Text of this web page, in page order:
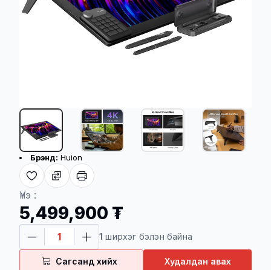
Бүтээгдэхүүний үндсэн үзүүлэлт
Брэнд: Huion
Үнэ :
5,499,900 ₮
1 ширхэг бэлэн байна
Сагсанд хийх Худалдан авах
Хүргэлтийн үйлчилгээ
Төлбөр баталгаажсан үеэс хойш 08-48
цагийн дотор хүргэгдэнэ
100,000 төгрөг болон түүнээс дээш